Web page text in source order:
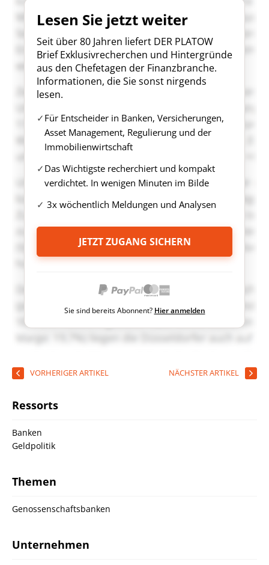
Lesen Sie jetzt weiter
Seit über 80 Jahren liefert DER PLATOW
Brief Exklusivrecherchen und Hintergründe
aus den Chefetagen der Finanzbranche.
Informationen, die Sie sonst nirgends
lesen.
Für Entscheider in Banken, Versicherungen,
Asset Management, Regulierung und der
Immobilienwirtschaft
Das Wichtigste recherchiert und kompakt
verdichtet. In wenigen Minuten im Bilde
3x wöchentlich Meldungen und Analysen
JETZT ZUGANG SICHERN
Sie sind bereits Abonnent? Hier anmelden
VORHERIGER ARTIKEL NÄCHSTER ARTIKEL
Ressorts
Banken
Geldpolitik
Themen
Genossenschaftsbanken
Unternehmen